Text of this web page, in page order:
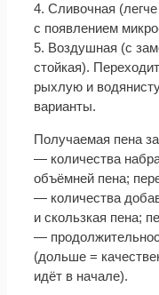
4. Сливочная
с появлением
5. Воздушная (с
стойкая).
рыхлую и
варианты.
Получаемая пена
— количества
объёмней пена;
— количества
и скользкая пена;
—
(дольше =
идёт в начале).